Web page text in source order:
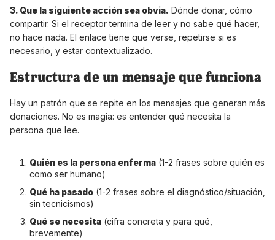
3. Que la siguiente acción sea obvia. Dónde donar, cómo
compartir. Si el receptor termina de leer y no sabe qué hacer,
no hace nada. El enlace tiene que verse, repetirse si es
necesario, y estar contextualizado.
Estructura de un mensaje que funciona
Hay un patrón que se repite en los mensajes que generan más
donaciones. No es magia: es entender qué necesita la
persona que lee.
Quién es la persona enferma (1-2 frases sobre quién es
como ser humano)
Qué ha pasado (1-2 frases sobre el diagnóstico/situación,
sin tecnicismos)
Qué se necesita (cifra concreta y para qué,
brevemente)